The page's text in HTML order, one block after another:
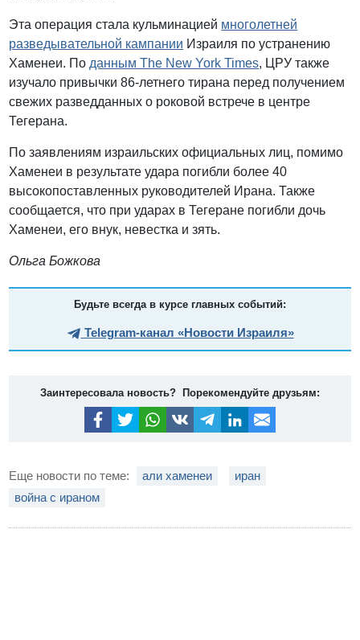
Эта операция стала кульминацией многолетней
разведывательной кампании Израиля по устранению
Хаменеи. По данным The New York Times, ЦРУ также
изучало привычки 86-летнего тирана перед получением
свежих разведданных о роковой встрече в центре
Тегерана.
По заявлениям израильских официальных лиц, помимо
Хаменеи в результате удара погибли более 40
высокопоставленных руководителей Ирана. Также
сообщается, что при ударах в Тегеране погибли дочь
Хаменеи, его внук, невестка и зять.
Ольга Божкова
Будьте всегда в курсе главных событий:
Telegram-канал «Новости Израиля»
Заинтересовала новость? Порекомендуйте друзьям:
Еще новости по теме: али хаменеи
иран
война с ираном